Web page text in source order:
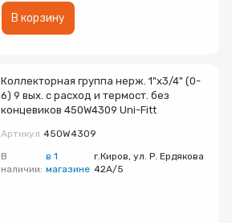
В корзину
Коллекторная группа нерж. 1"х3/4" (0-
6) 9 вых. с расход и термост. без
концевиков 450W4309 Uni-Fitt
Артикул 450W4309
В
наличии:
в 1
магазине
г.Киров, ул. Р. Ердякова
42А/5